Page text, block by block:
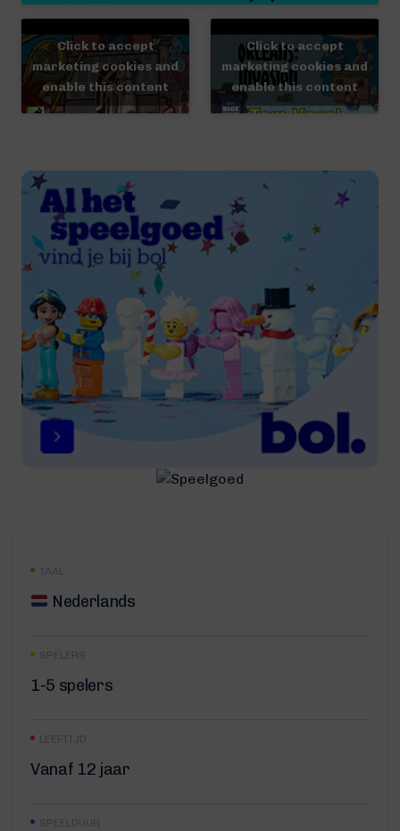
TAAL
Nederlands
SPELERS
1-5 spelers
LEEFTIJD
Vanaf 12 jaar
SPEELDUUR
Click to accept
marketing cookies and
enable this content
Click to accept
marketing cookies and
enable this content